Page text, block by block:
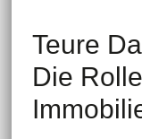
Teure
Die